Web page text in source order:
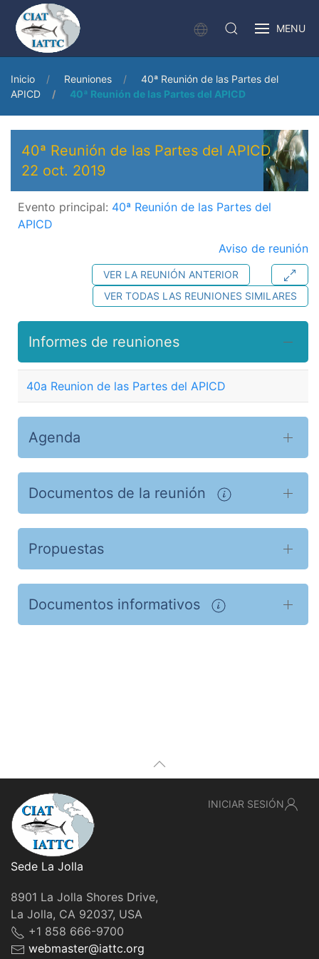
MENU
Inicio Reuniones
40ª Reunión de las Partes del
APICD
40ª Reunión de las Partes del APICD
40ª Reunión de las Partes del APICD
22 oct. 2019
Evento principal: 40ª Reunión de las Partes del
APICD
Aviso de reunión
VER LA REUNIÓN ANTERIOR
VER TODAS LAS REUNIONES SIMILARES
Informes de reuniones
40a Reunion de las Partes del APICD
Agenda
Documentos de la reunión
Propuestas
Documentos informativos
Sede La Jolla
8901 La Jolla Shores Drive,
La Jolla, CA 92037, USA
+1 858 666-9700
webmaster@iattc.org
INICIAR SESIÓN